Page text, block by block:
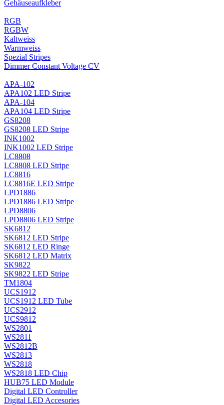
Gehäuseaufkleber
RGB
RGBW
Kaltweiss
Warmweiss
Spezial Stripes
Dimmer Constant Voltage CV
APA-102
APA102 LED Stripe
APA-104
APA104 LED Stripe
GS8208
GS8208 LED Stripe
INK1002
INK1002 LED Stripe
LC8808
LC8808 LED Stripe
LC8816
LC8816E LED Stripe
LPD1886
LPD1886 LED Stripe
LPD8806
LPD8806 LED Stripe
SK6812
SK6812 LED Stripe
SK6812 LED Ringe
SK6812 LED Matrix
SK9822
SK9822 LED Stripe
TM1804
UCS1912
UCS1912 LED Tube
UCS2912
UCS9812
WS2801
WS2811
WS2812B
WS2813
WS2818
WS2818 LED Chip
HUB75 LED Module
Digital LED Controller
Digital LED Accesories